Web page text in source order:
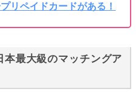
リペイドカードがある！
本最大級のマッチングア